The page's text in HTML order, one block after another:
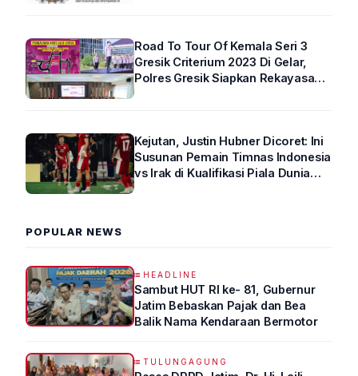
Road To Tour Of Kemala Seri 3
Gresik Criterium 2023 Di Gelar,
Polres Gresik Siapkan Rekayasa
Kejutan, Justin Hubner Dicoret: Ini
Susunan Pemain Timnas Indonesia
vs Irak di Kualifikasi Piala Dunia
POPULAR NEWS
HEADLINE
Sambut HUT RI ke- 81, Gubernur
Jatim Bebaskan Pajak dan Bea
Balik Nama Kendaraan Bermotor
TULUNGAGUNG